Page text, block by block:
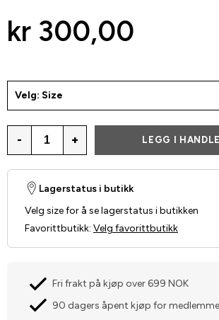
kr 300,00
Velg: Size
- + LEGG I
Lagerstatus i butikk
Velg size for å se lagerstatus i butikken
Favorittbutikk: Velg favorittbutikk
Fri frakt på kjøp over 699 NOK
90 dagers åpent kjøp for